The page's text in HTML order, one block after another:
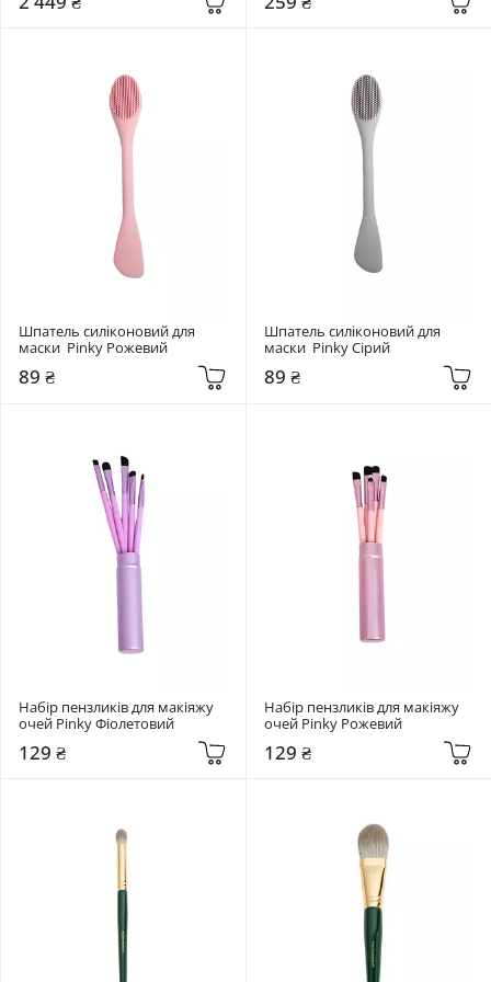
Шпатель силіконовий для
маски  Pinky Рожевий
89 ₴
Шпатель силіконовий для
маски  Pinky Сірий
89 ₴
Набір пензликів для макіяжу
очей Pinky Фіолетовий
129 ₴
Набір пензликів для макіяжу
очей Pinky Рожевий
129 ₴